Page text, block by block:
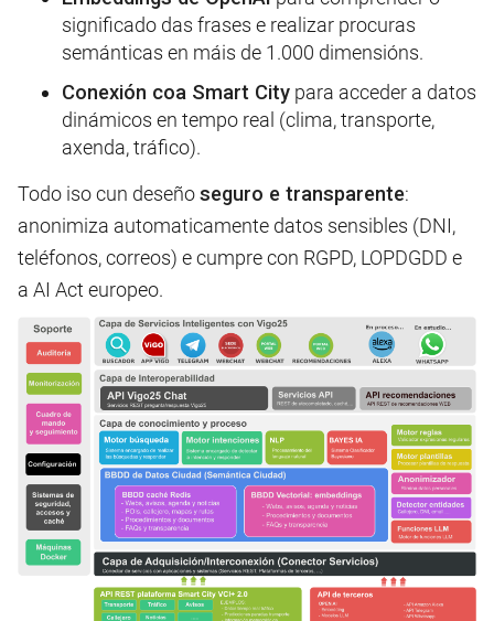
significado das frases e realizar procuras
semánticas en máis de 1.000 dimensións.
Conexión coa Smart City para acceder a datos
dinámicos en tempo real (clima, transporte,
axenda, tráfico).
Todo iso cun deseñoseguro e transparente:
anonimiza automaticamente datos sensibles (DNI,
teléfonos, correos) e cumpre con RGPD, LOPDGDD e
a AI Act europeo.